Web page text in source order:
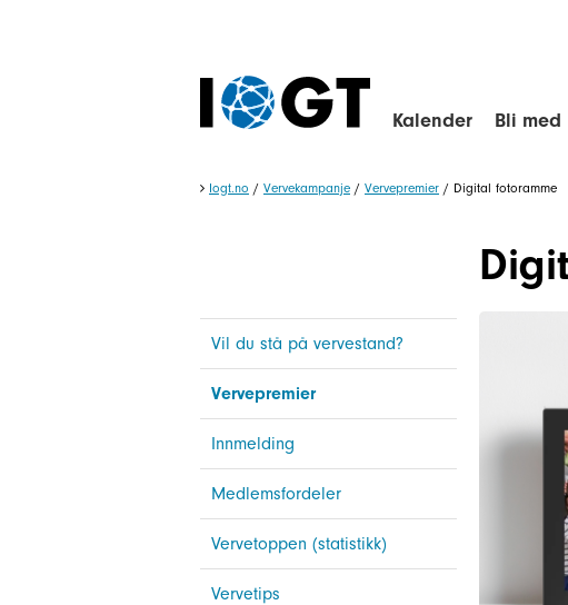
Kalender Bli med
Iogt.no / Vervekampanje / Vervepremier / Digital fotoramme
Vil du stå på vervestand?
Vervepremier
Innmelding
Medlemsfordeler
Vervetoppen (statistikk)
Vervetips